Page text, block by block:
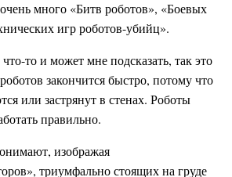
много «Битв роботов», «Боевых
игр роботов-убийц».
то и может мне подсказать, так это
закончится быстро, потому что
или застрянут в стенах. Роботы
правильно.
изображая
триумфально стоящих на груде